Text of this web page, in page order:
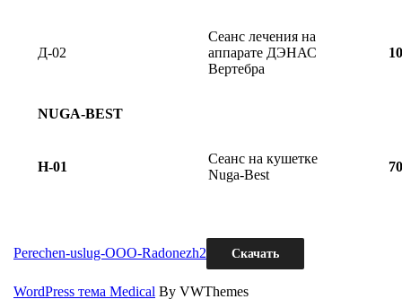
Д-02
Сеанс лечения на
аппарате ДЭНАС
Вертебра
NUGA-BEST
Н-01
Сеанс на кушетке
Nuga-Best
Perechen-uslug-OOO-Radonezh2 Скачать
WordPress тема Medical By VWThemes